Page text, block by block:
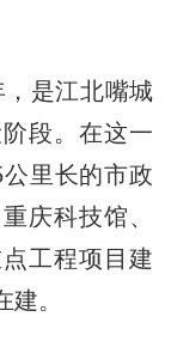
是江北嘴城
段。在这一
里长的市政
庆科技馆、
工程项目建
。